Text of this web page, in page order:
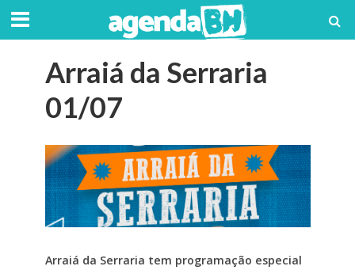
Arraiá da Serraria
01/07
Arraiá da Serraria tem programação especial